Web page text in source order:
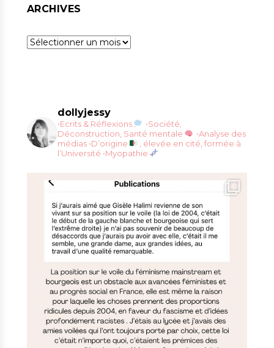
ARCHIVES
Archives
dollyjessy
•Ecrits & Réflexions
•Société,
Déconstruction, Santé mentale
•Analyse des
médias •D’origine
, élevée en cité, formée à
l’Université •Myopathie